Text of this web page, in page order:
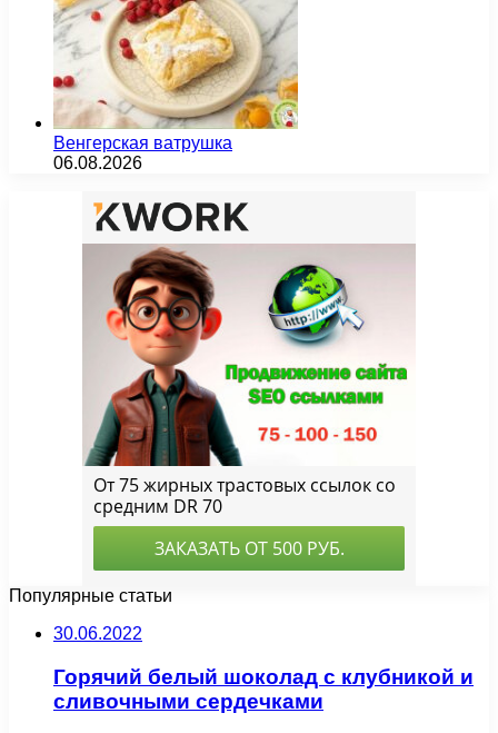
Венгерская ватрушка
06.08.2026
Популярные статьи
30.06.2022
Горячий белый шоколад с клубникой и
сливочными сердечками